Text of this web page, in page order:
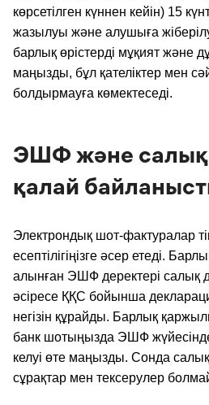
көрсетілген күннен кейін) 15
жазылуы және алушыға
барлық өрістерді мұқият және
маңызды, бұл қателіктер мен
болдырмауға көмектеседі.
ЭШФ және салық
қалай
Электрондық шот-фактуралар
есептілігіңізге әсер етеді.
алынған ЭШФ деректері салық
әсіресе ҚҚС бойынша
негізін құрайды. Барлық
банк шотыңызда ЭШФ
келуі өте маңызды. Сонда
сұрақтар мен тексерулер